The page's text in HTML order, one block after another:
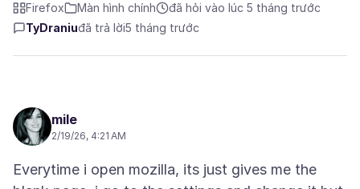
Firefox Màn hình chính
đã hỏi vào lúc 5 tháng trước
TyDraniuđã trả lời5 tháng trước
mile
2/19/26, 4:21 AM
Everytime i open mozilla, its just gives me the